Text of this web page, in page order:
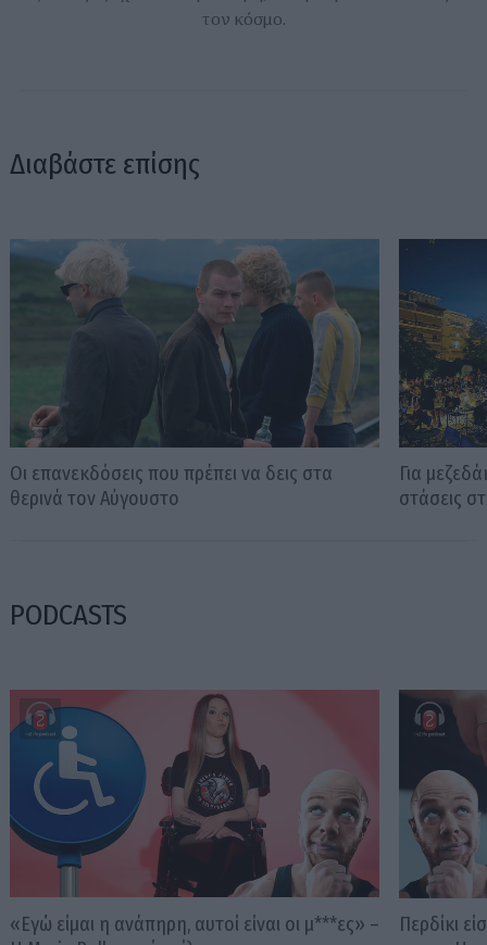
τον κόσμο.
Διαβάστε επίσης
Οι επανεκδόσεις που πρέπει να δεις στα
θερινά τον Αύγουστο
Για
στάσεις
PODCASTS
«Εγώ είμαι η ανάπηρη, αυτοί είναι οι μ***ες» –
Περδίκι